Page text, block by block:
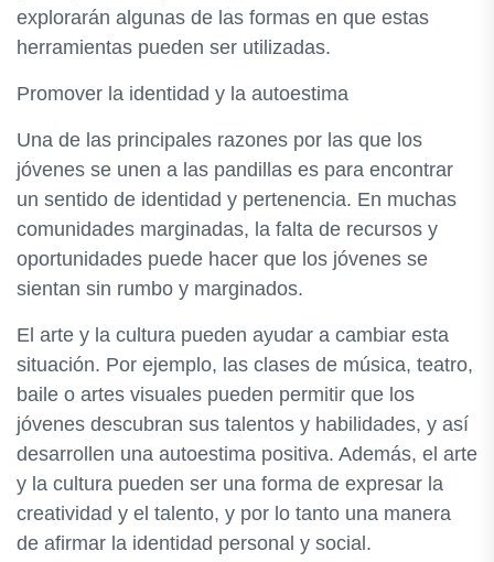
explorarán algunas de las formas en que estas
herramientas pueden ser utilizadas.
Promover la identidad y la autoestima
Una de las principales razones por las que los
jóvenes se unen a las pandillas es para encontrar
un sentido de identidad y pertenencia. En muchas
comunidades marginadas, la falta de recursos y
oportunidades puede hacer que los jóvenes se
sientan sin rumbo y marginados.
El arte y la cultura pueden ayudar a cambiar esta
situación. Por ejemplo, las clases de música, teatro,
baile o artes visuales pueden permitir que los
jóvenes descubran sus talentos y habilidades, y así
desarrollen una autoestima positiva. Además, el arte
y la cultura pueden ser una forma de expresar la
creatividad y el talento, y por lo tanto una manera
de afirmar la identidad personal y social.